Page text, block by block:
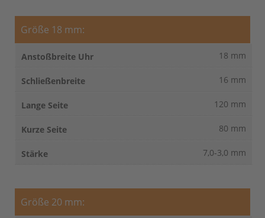
Größe 18 mm:
18 mm
16 mm
120 mm
80 mm
7,0-3,0 mm
Größe 20 mm: